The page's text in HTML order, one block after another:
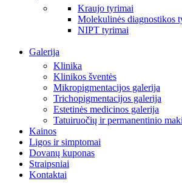
Kraujo tyrimai
Molekulinės diagnostikos
NIPT tyrimai
Galerija
Klinika
Klinikos šventės
Mikropigmentacijos galerija
Trichopigmentacijos galerija
Estetinės medicinos galerija
Tatuiruočių ir permanentinio
Kainos
Ligos ir simptomai
Dovanų kuponas
Straipsniai
Kontaktai